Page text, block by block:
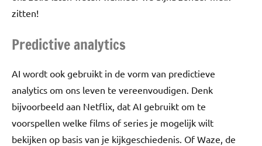
zitten!
Predictive analytics
AI wordt ook gebruikt in de vorm van predictieve
analytics om ons leven te vereenvoudigen. Denk
bijvoorbeeld aan Netflix, dat AI gebruikt om te
voorspellen welke films of series je mogelijk wilt
bekijken op basis van je kijkgeschiedenis. Of Waze, de